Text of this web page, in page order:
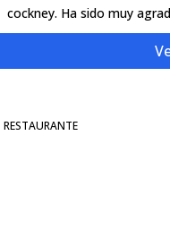
cockney. Ha sido muy
RESTAURANTE